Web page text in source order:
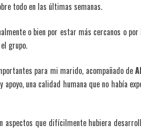
todo en las últimas semanas.
o bien por estar más cercanos o
grupo.
para mi marido, acompañado de
una calidad humana que no había
que difícilmente hubiera